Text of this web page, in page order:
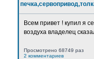
Всем привет ! купил я
воздуха владелец
Просмотрено 68749 раз
2 комментариев